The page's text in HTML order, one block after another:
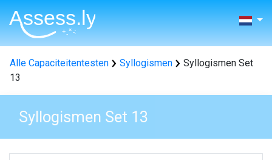
Alle Capaciteitentesten Syllogismen
Syllogismen Set
13
Syllogismen Set 13